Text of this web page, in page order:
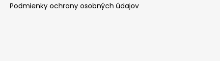
Podmienky ochrany osobných údajov